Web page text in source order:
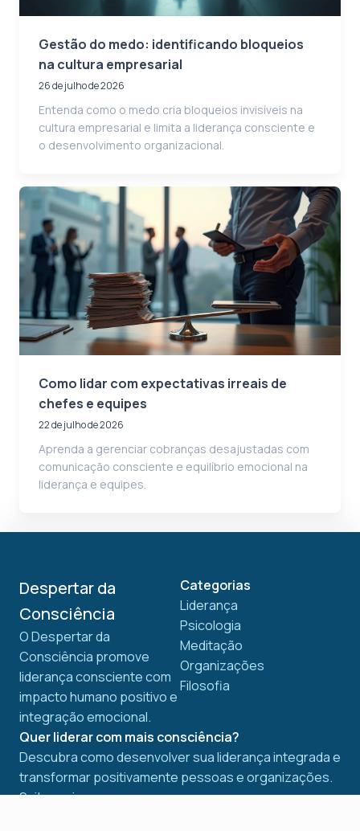
Gestão do medo: identificando bloqueios
na cultura empresarial
26 de julho de 2026
Entenda como o medo cria bloqueios invisíveis na
cultura empresarial e limita a liderança consciente e
o desenvolvimento organizacional.
Como lidar com expectativas irreais de
chefes e equipes
22 de julho de 2026
Aprenda a gerenciar cobranças desajustadas com
comunicação consciente e equilíbrio emocional na
liderança e equipes.
Despertar da
Consciência
O Despertar da
Consciência promove
liderança consciente com
impacto humano positivo e
integração emocional.
Categorias
Liderança
Psicologia
Meditação
Organizações
Filosofia
Quer liderar com mais consciência?
Descubra como desenvolver sua liderança integrada e
transformar positivamente pessoas e organizações.
Saiba mais agora.